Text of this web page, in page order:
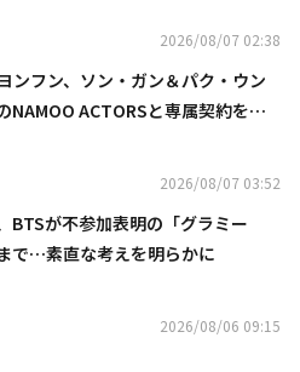
2026/08/07 02:38
ンフン、ソン・ガン＆パク・ウン
NAMOO ACTORSと専属契約を締
2026/08/07 03:52
BTSが不参加表明の「グラミー
で…素直な考えを明らかに
2026/08/06 09:15